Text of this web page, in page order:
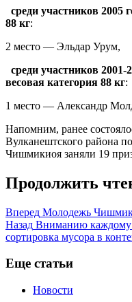
среди участников 2005
88 кг:
2 место — Эльдар Урум,
среди участников
весовая категория 88 кг:
1 место — Александр
Напомним, ранее
Вулканештского района
Чишмикиоя заняли 19
Продолжить
Вперед Молодежь
Назад Вниманию
сортировка мусора в
Еще статьи
Новости